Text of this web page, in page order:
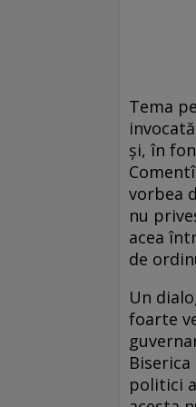
Tema
şi, în
vorbea
nu
acea
de
Un
foarte
politici